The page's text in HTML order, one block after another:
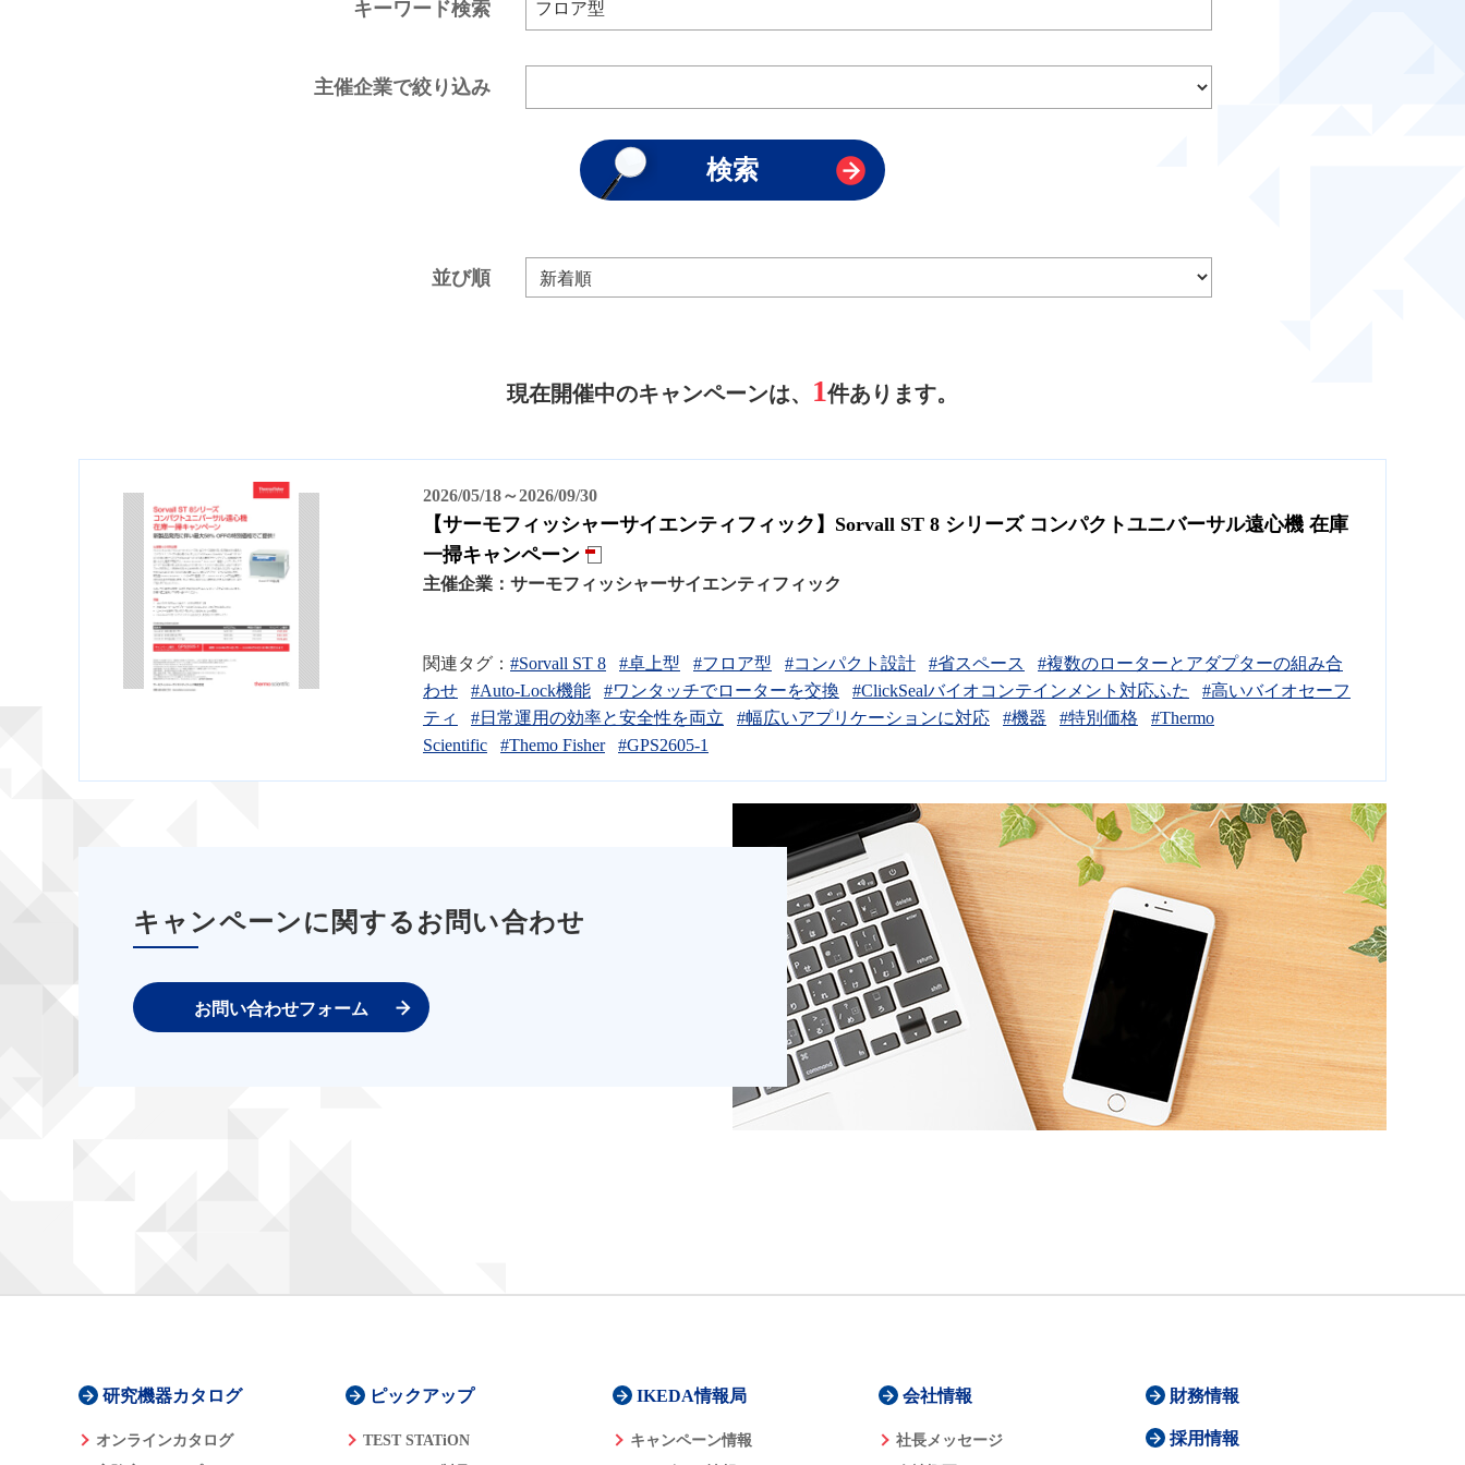
キーワード検索
主催企業で絞り込み
並び順
現在開催中のキャンペーンは、 1件あります。
2026/05/18～2026/09/30
【サーモフィッシャーサイエンティフィック】Sorvall ST 8 シリーズ コンパクトユニバーサル遠心機 在庫
一掃キャンペーン
主催企業： サーモフィッシャーサイエンティフィック
関連タグ： #Sorvall ST 8 #卓上型 #フロア型 #コンパクト設計 #省スペース
#複数のローターとアダプターの組み合
わせ
#Auto-Lock機能 #ワンタッチでローターを交換 #ClickSealバイオコンテインメント対応ふた
#高いバイオセーフ
ティ
#日常運用の効率と安全性を両立 #幅広いアプリケーションに対応 #機器 #特別価格
#Thermo
Scientific
#Themo Fisher #GPS2605-1
キャンペーンに関するお問い合わせ
お問い合わせフォーム
研究機器カタログ
オンラインカタログ
ピックアップ
TEST STATiON
IKEDA情報局
キャンペーン情報
会社情報
社長メッセージ
財務情報
採用情報